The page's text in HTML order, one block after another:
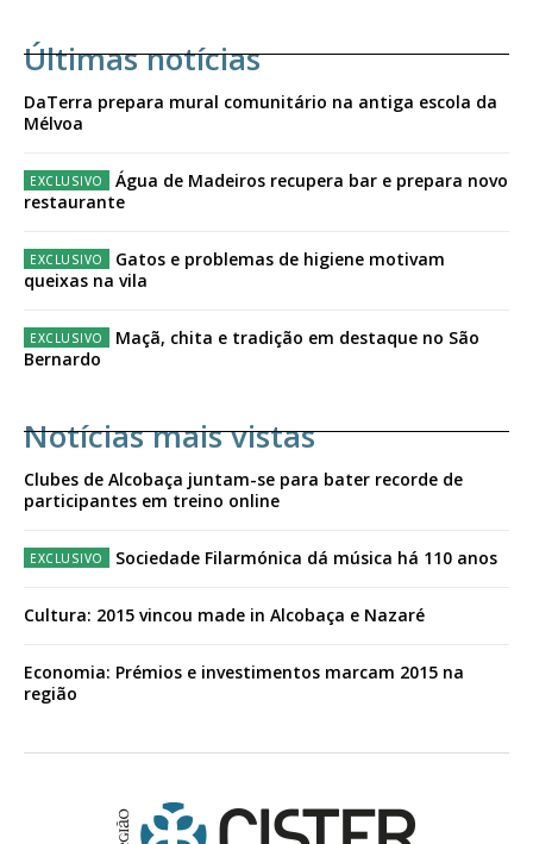
Últimas notícias
DaTerra prepara mural comunitário na antiga escola da
Mélvoa
Água de Madeiros recupera bar e prepara novo
restaurante
Gatos e problemas de higiene motivam
queixas na vila
Maçã, chita e tradição em destaque no São
Bernardo
Notícias mais vistas
Clubes de Alcobaça juntam-se para bater recorde de
participantes em treino online
Sociedade Filarmónica dá música há 110 anos
Cultura: 2015 vincou made in Alcobaça e Nazaré
Economia: Prémios e investimentos marcam 2015 na
região